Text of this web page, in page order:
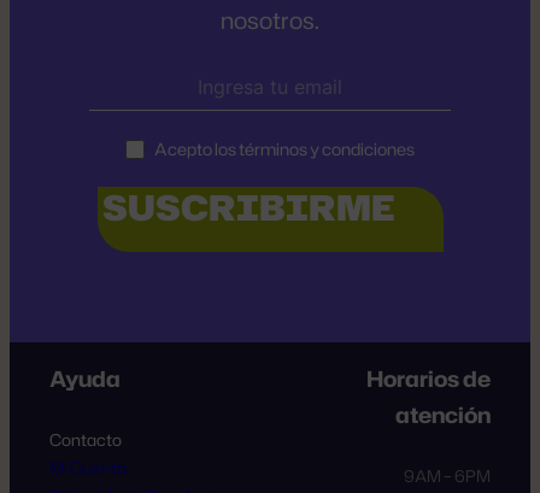
nosotros.
Acepto los términos y condiciones
Ayuda
Contacto
Mi Cuenta
Horarios de
atención
9AM – 6PM